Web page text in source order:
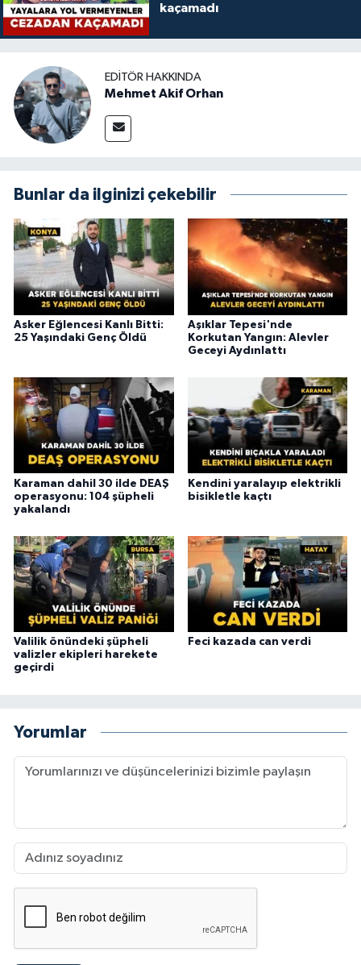
kaçamadı
EDITÖR HAKKINDA
Mehmet Akif Orhan
Bunlar da ilginizi çekebilir
Asker Eğlencesi Kanlı Bitti:
25 Yaşındaki Genç Öldü
Aşıklar Tepesi'nde
Korkutan Yangın: Alevler
Geceyi Aydınlattı
Karaman dahil 30 ilde DEAŞ
operasyonu: 104 şüpheli
yakalandı
Kendini yaralayıp elektrikli
bisikletle kaçtı
Valilik önündeki şüpheli
valizler ekipleri harekete
geçirdi
Feci kazada can verdi
Yorumlar